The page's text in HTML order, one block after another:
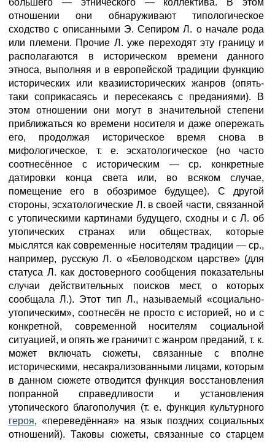
большего — этнического — коллектива. В этом
отношении они обнаруживают типологическое
сходство с описанными Э. Сепиром Л. о начале рода
или племени. Прочие Л. уже переходят эту границу и
располагаются в историческом времени данного
этноса, выполняя и в европейской традиции функцию
исторических или квазиисторических жанров (опять-
таки соприкасаясь и пересекаясь с преданиями). В
этом отношении они могут в значительной степени
приближаться ко времени носителя и даже опережать
его, продолжая историческое время снова в
мифологическое, т. е. эсхатологическое (но часто
соотнесённое с историческим — ср. конкретные
датировки конца света или, во всяком случае,
помещение его в обозримое будущее). С другой
стороны, эсхатологические Л. в своей части, связанной
с утопическими картинами будущего, сходны и с Л. об
утопических странах или обществах, которые
мыслятся как современные носителям традиции — ср.,
например, русскую Л. о «Беловодском царстве» (для
статуса Л. как достоверного сообщения показательны
случаи действительных поисков мест, о которых
сообщала Л.). Этот тип Л., называемый «социально-
утопическим», соотнесён не просто с историей, но и с
конкретной, современной носителям социальной
ситуацией, и опять же граничит с жанром преданий, т. к.
может включать сюжеты, связанные с вполне
историческими, несакрализованными лицами, которым
в данном сюжете отводится функция восстановления
попранной справедливости и установления
утопического благополучия (т. е. функция культурного
героя, «переведённая» на язык поздних социальных
отношений). Таковы сюжеты, связанные со старцем